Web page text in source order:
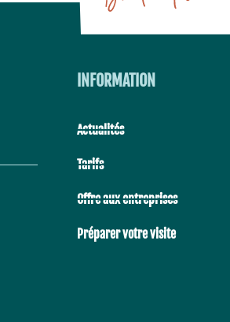
INFORMATION
Actualités
Tarifs
Offre aux entreprises
Préparer votre visite